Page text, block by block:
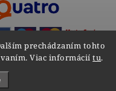
prechádzaním tohto
Viac informáciítu.